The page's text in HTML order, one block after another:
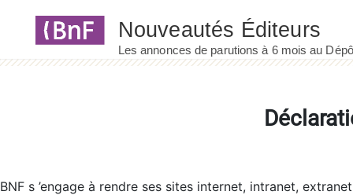
BNF s ’engage à rendre ses sites internet, intranet,